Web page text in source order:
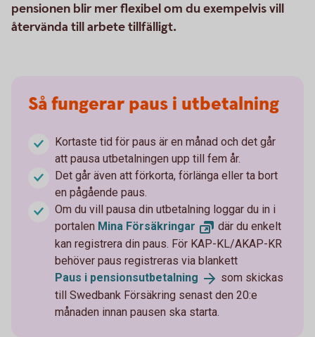
pensionen blir mer flexibel om du exempelvis vill
återvända till arbete tillfälligt.
Så fungerar paus i utbetalning
Kortaste tid för paus är en månad och det går
att pausa utbetalningen upp till fem år.
Det går även att förkorta, förlänga eller ta bort
en pågående paus.
Om du vill pausa din utbetalning loggar du in i
portalen Mina Försäkringar
där du enkelt
kan registrera din paus. För KAP-KL/AKAP-KR
behöver paus registreras via blankett
Paus i pensionsutbetalning
som skickas
till Swedbank Försäkring senast den 20:e
månaden innan pausen ska starta.